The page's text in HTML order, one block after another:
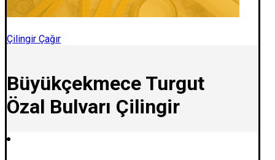
Çilingir Çağır
Büyükçekmece Turgut
Özal Bulvarı Çilingir